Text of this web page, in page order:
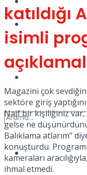
Türkiye
No Result
katıldığı
isimli
Magazini çok
sektöre giriş
Naif bir kişiliğiniz
gelse ne
Balıklama atlarım”
konuşturdu.
kameraları
ihmal etmedi.